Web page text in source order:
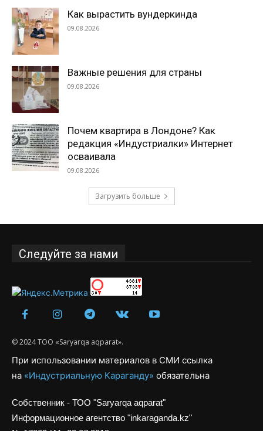
Как вырастить вундеркинда
09.08.2026
Важные решения для страны
09.08.2026
Почем квартира в Лондоне? Как
редакция «Индустриалки» Интернет
осваивала
09.08.2026
Загрузить больше
Следуйте за нами
© 2024 ТОО «Saryarqa aqparat».
При использовании материалов в СМИ ссылка
на «Индустриальную Караганду» обязательна
Собственник - ТОО "Saryarqa aqparat"
Информационное агентство "inkaraganda.kz"